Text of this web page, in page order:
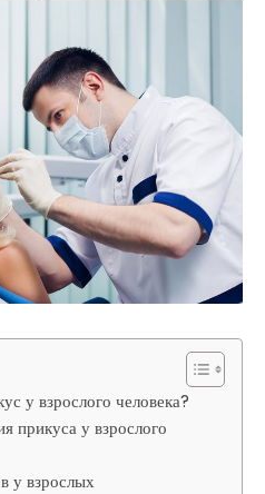
у взрослого человека?
прикуса у взрослого
у взрослых